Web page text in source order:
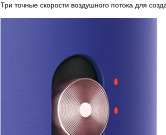
Три точные скорости воздушного потока для